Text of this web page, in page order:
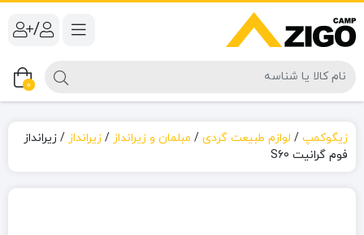
/
0
زیگوکمپ / لوازم طبیعت گردی / مبلمان و زیرانداز / زیرانداز / زیرانداز
فوم گرانیت S60